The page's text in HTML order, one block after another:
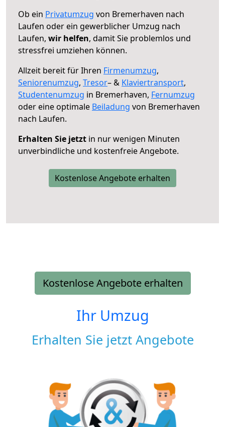
Ob ein Privatumzug von Bremerhaven nach
Laufen oder ein gewerblicher Umzug nach
Laufen, wir helfen, damit Sie problemlos und
stressfrei umziehen können.
Allzeit bereit für Ihren Firmenumzug,
Seniorenumzug, Tresor– & Klaviertransport,
Studentenumzug in Bremerhaven, Fernumzug
oder eine optimale Beiladung von Bremerhaven
nach Laufen.
Erhalten Sie jetzt in nur wenigen Minuten
unverbindliche und kostenfreie Angebote.
Kostenlose Angebote erhalten
Kostenlose Angebote erhalten
Ihr Umzug
Erhalten Sie jetzt Angebote